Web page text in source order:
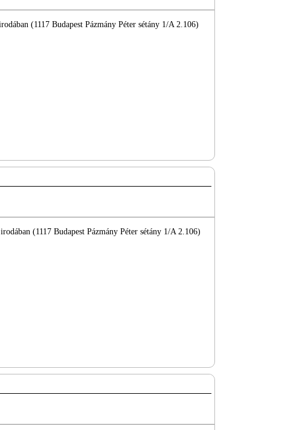
(1117 Budapest Pázmány Péter sétány 1/A 2.106)
(1117 Budapest Pázmány Péter sétány 1/A 2.106)